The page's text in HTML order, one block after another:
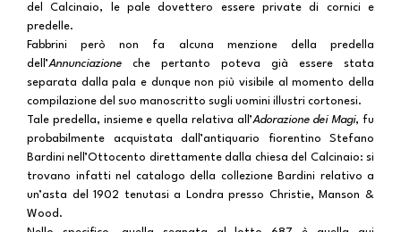
del Calcinaio, le pale dovettero essere private di cornici e
predelle.
Fabbrini però non fa alcuna menzione della predella
dell’Annunciazione che pertanto poteva già essere stata
separata dalla pala e dunque non più visibile al momento della
compilazione del suo manoscritto sugli uomini illustri cortonesi.
Tale predella, insieme e quella relativa all’Adorazione dei Magi, fu
probabilmente acquistata dall’antiquario fiorentino Stefano
Bardini nell’Ottocento direttamente dalla chiesa del Calcinaio: si
trovano infatti nel catalogo della collezione Bardini relativo a
un’asta del 1902 tenutasi a Londra presso Christie, Manson &
Wood.